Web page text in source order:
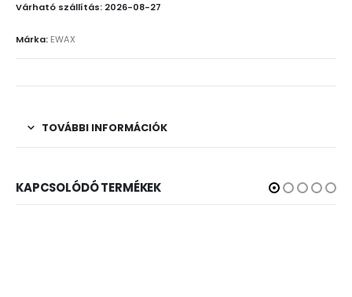
Várható szállítás: 2026-08-27
Márka: EWAX
TOVÁBBI INFORMÁCIÓK
KAPCSOLÓDÓ TERMÉKEK